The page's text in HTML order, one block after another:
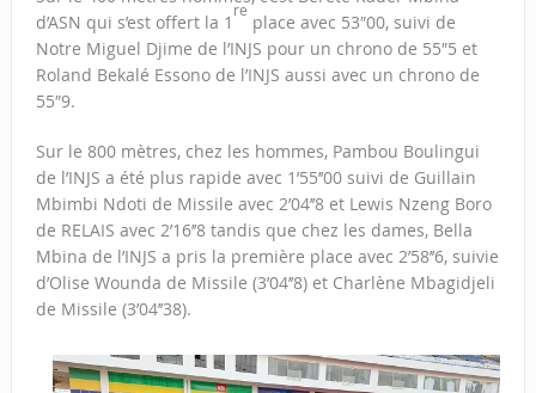
d’ASN qui s’est offert la 1
re
place avec 53″00, suivi de
Notre Miguel Djime de l’INJS pour un chrono de 55″5 et
Roland Bekalé Essono de l’INJS aussi avec un chrono de
55″9.
Sur le 800 mètres, chez les hommes, Pambou Boulingui
de l’INJS a été plus rapide avec 1’55’’00 suivi de Guillain
Mbimbi Ndoti de Missile avec 2’04’’8 et Lewis Nzeng Boro
de RELAIS avec 2’16’’8 tandis que chez les dames, Bella
Mbina de l’INJS a pris la première place avec 2’58’’6, suivie
d’Olise Wounda de Missile (3’04’’8) et Charlène Mbagidjeli
de Missile (3’04’’38).